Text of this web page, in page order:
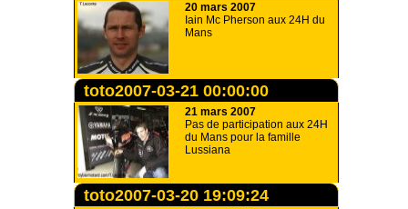
20 mars 2007
Iain Mc Pherson aux 24H du
Mans
toto2007-03-21 00:00:00
21 mars 2007
Pas de participation aux 24H
du Mans pour la famille
Lussiana
toto2007-03-20 19:09:24